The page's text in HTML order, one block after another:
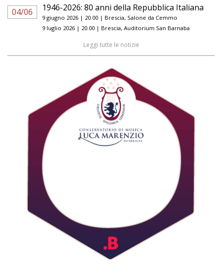
04/06 1946-2026: 80 anni della Repubblica Italiana
9 giugno 2026 | 20.00 | Brescia, Salone da Cemmo
9 luglio 2026 | 20.00 | Brescia, Auditorium San Barnaba
Leggi tutte le notizie